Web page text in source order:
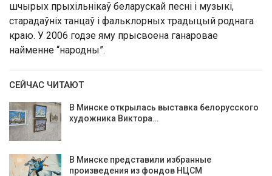
шчырых прыхільнікаў беларускай песні і музыкі,
старадаўніх танцаў і фальклорных традыцый роднага
краю. У 2006 годзе яму прысвоена ганаровае
найменне “народны”.
СЕЙЧАС ЧИТАЮТ
В Минске открылась выставка белорусского
художника Виктора…
В Минске представили избранные
произведения из фондов НЦСМ